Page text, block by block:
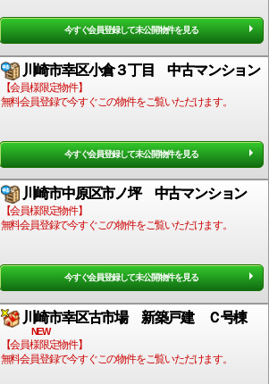
今すぐ会員登録して未公開物件を見る
川崎市幸区小倉３丁目 中古マンション
【会員様限定物件】
無料会員登録で今すぐこの物件をご覧いただけます。
今すぐ会員登録して未公開物件を見る
川崎市中原区市ノ坪 中古マンション
【会員様限定物件】
無料会員登録で今すぐこの物件をご覧いただけます。
今すぐ会員登録して未公開物件を見る
川崎市幸区古市場 新築戸建 Ｃ号棟
NEW
【会員様限定物件】
無料会員登録で今すぐこの物件をご覧いただけます。